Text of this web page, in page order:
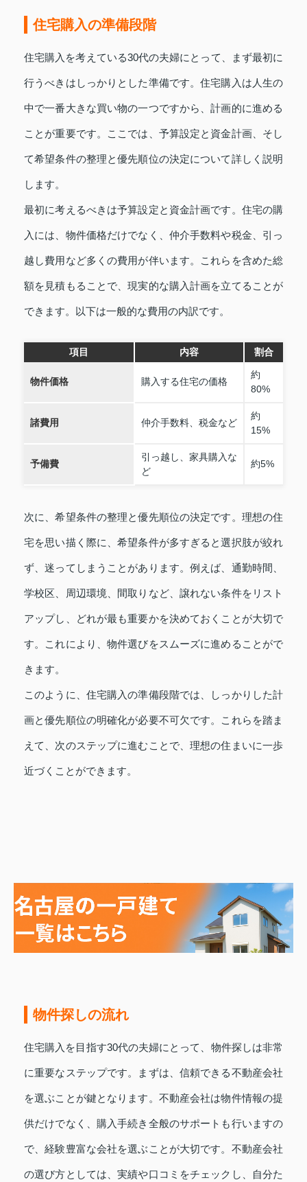
住宅購入の準備段階
住宅購入を考えている30代の夫婦にとって、まず最初に
行うべきはしっかりとした準備です。住宅購入は人生の
中で一番大きな買い物の一つですから、計画的に進める
ことが重要です。ここでは、予算設定と資金計画、そし
て希望条件の整理と優先順位の決定について詳しく説明
します。
最初に考えるべきは予算設定と資金計画です。住宅の購
入には、物件価格だけでなく、仲介手数料や税金、引っ
越し費用など多くの費用が伴います。これらを含めた総
額を見積もることで、現実的な購入計画を立てることが
できます。以下は一般的な費用の内訳です。
項目 内容 割合
物件価格 購入する住宅の価格
約
80%
諸費用 仲介手数料、税金など
約
15%
予備費
引っ越し、家具購入な
ど
約5%
次に、希望条件の整理と優先順位の決定です。理想の住
宅を思い描く際に、希望条件が多すぎると選択肢が絞れ
ず、迷ってしまうことがあります。例えば、通勤時間、
学校区、周辺環境、間取りなど、譲れない条件をリスト
アップし、どれが最も重要かを決めておくことが大切で
す。これにより、物件選びをスムーズに進めることがで
きます。
このように、住宅購入の準備段階では、しっかりした計
画と優先順位の明確化が必要不可欠です。これらを踏ま
えて、次のステップに進むことで、理想の住まいに一歩
近づくことができます。
物件探しの流れ
住宅購入を目指す30代の夫婦にとって、物件探しは非常
に重要なステップです。まずは、信頼できる不動産会社
を選ぶことが鍵となります。不動産会社は物件情報の提
供だけでなく、購入手続き全般のサポートも行いますの
で、経験豊富な会社を選ぶことが大切です。不動産会社
の選び方としては、実績や口コミをチェックし、自分た